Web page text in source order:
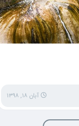
آبان ۱۸, ۱۳۹۸